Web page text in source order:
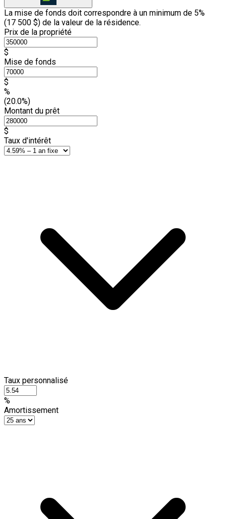
La mise de fonds doit correspondre à un minimum de 5%
(17 500 $) de la valeur de la résidence.
Prix de la propriété
$
Mise de fonds
$
%
(20.0%)
Montant du prêt
$
Taux d'intérêt
Taux personnalisé
%
Amortissement